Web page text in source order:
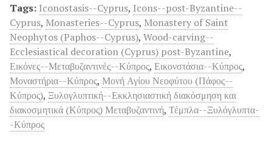
Tags: Iconostasis--Cyprus, Icons--post-Byzantine--
Cyprus, Monasteries--Cyprus, Monastery of Saint
Neophytos (Paphos--Cyprus), Wood-carving--
Ecclesiastical decoration (Cyprus) post-Byzantine,
Εικόνες--Μεταβυζαντινές--Κύπρος, Εικονστάσια--Κύπρος,
Μοναστήρια--Κύπρος, Μονή Αγίου Νεοφύτου (Πάφος--
Κύπρος), Ξυλογλυπτική--Εκκλησιαστική διακόσμηση και
διακοσμητικά (Κύπρος) Μεταβυζαντινή, Τέμπλα--Ξυλόγλυπτα-
-Κύπρος